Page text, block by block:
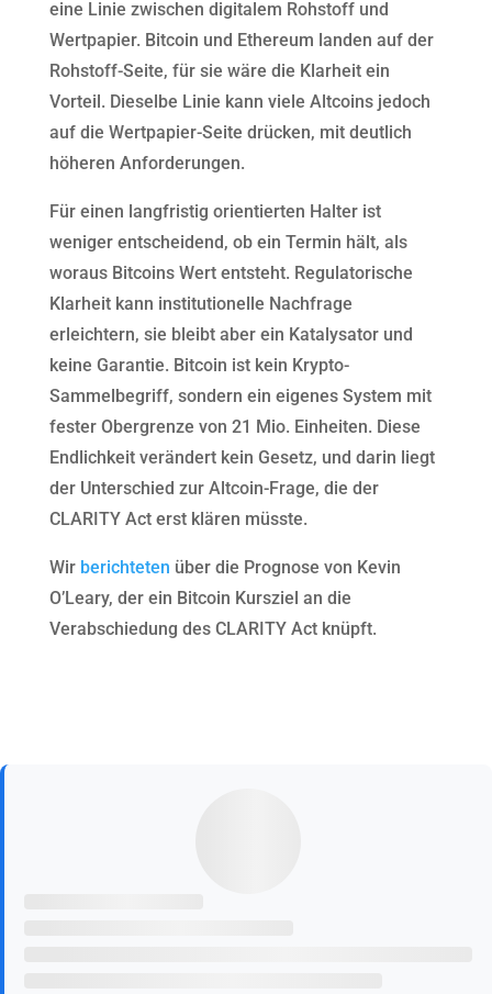
eine Linie zwischen digitalem Rohstoff und
Wertpapier. Bitcoin und Ethereum landen auf der
Rohstoff-Seite, für sie wäre die Klarheit ein
Vorteil. Dieselbe Linie kann viele Altcoins jedoch
auf die Wertpapier-Seite drücken, mit deutlich
höheren Anforderungen.
Für einen langfristig orientierten Halter ist
weniger entscheidend, ob ein Termin hält, als
woraus Bitcoins Wert entsteht. Regulatorische
Klarheit kann institutionelle Nachfrage
erleichtern, sie bleibt aber ein Katalysator und
keine Garantie. Bitcoin ist kein Krypto-
Sammelbegriff, sondern ein eigenes System mit
fester Obergrenze von 21 Mio. Einheiten. Diese
Endlichkeit verändert kein Gesetz, und darin liegt
der Unterschied zur Altcoin-Frage, die der
CLARITY Act erst klären müsste.
Wir berichteten über die Prognose von Kevin
O’Leary, der ein Bitcoin Kursziel an die
Verabschiedung des CLARITY Act knüpft.